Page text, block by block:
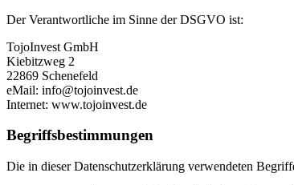
Der Verantwortliche im Sinne der DSGVO ist:
TojoInvest GmbH
Kiebitzweg 2
22869 Schenefeld
eMail: info@tojoinvest.de
Internet: www.tojoinvest.de
Begriffsbestimmungen
Die in dieser Datenschutzerklärung verwendeten